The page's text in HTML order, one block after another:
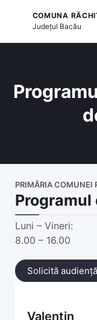
COMUNA
Județul Bacău
PRIMĂRIA COMUNEI
Luni – Vineri:
8.00 – 16.00
Solicită audiență
Valentin